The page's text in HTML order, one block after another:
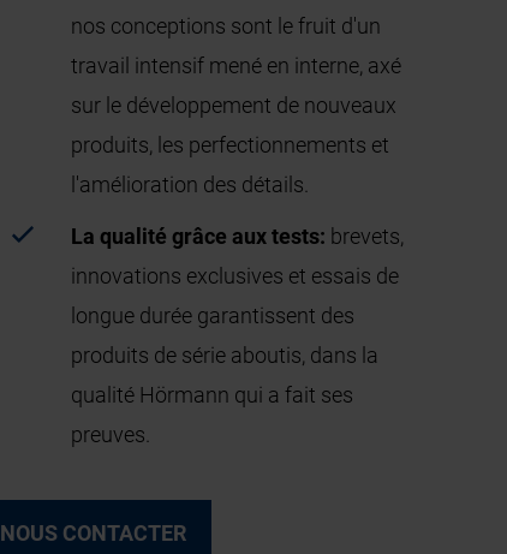
nos conceptions sont le fruit d'un
travail intensif mené en interne, axé
sur le développement de nouveaux
produits, les perfectionnements et
l'amélioration des détails.
La qualité grâce aux tests: brevets,
innovations exclusives et essais de
longue durée garantissent des
produits de série aboutis, dans la
qualité Hörmann qui a fait ses
preuves.
NOUS CONTACTER